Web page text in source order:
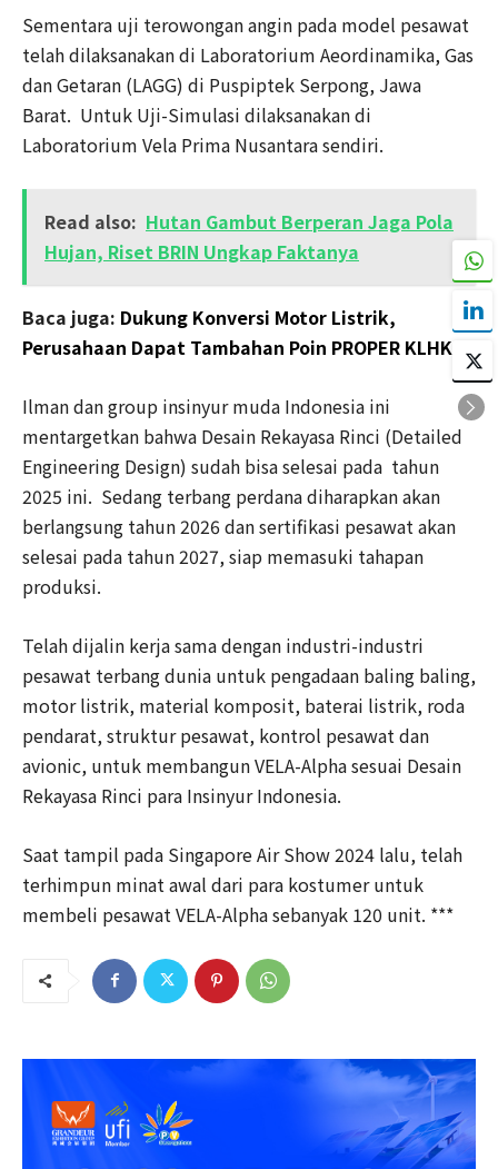
Sementara uji terowongan angin pada model pesawat
telah dilaksanakan di Laboratorium Aeordinamika, Gas
dan Getaran (LAGG) di Puspiptek Serpong, Jawa
Barat. Untuk Uji-Simulasi dilaksanakan di
Laboratorium Vela Prima Nusantara sendiri.
Read also: Hutan Gambut Berperan Jaga Pola
Hujan, Riset BRIN Ungkap Faktanya
Baca juga: Dukung Konversi Motor Listrik,
Perusahaan Dapat Tambahan Poin PROPER KLHK
Ilman dan group insinyur muda Indonesia ini
mentargetkan bahwa Desain Rekayasa Rinci (Detailed
Engineering Design) sudah bisa selesai pada tahun
2025 ini. Sedang terbang perdana diharapkan akan
berlangsung tahun 2026 dan sertifikasi pesawat akan
selesai pada tahun 2027, siap memasuki tahapan
produksi.
Telah dijalin kerja sama dengan industri-industri
pesawat terbang dunia untuk pengadaan baling baling,
motor listrik, material komposit, baterai listrik, roda
pendarat, struktur pesawat, kontrol pesawat dan
avionic, untuk membangun VELA-Alpha sesuai Desain
Rekayasa Rinci para Insinyur Indonesia.
Saat tampil pada Singapore Air Show 2024 lalu, telah
terhimpun minat awal dari para kostumer untuk
membeli pesawat VELA-Alpha sebanyak 120 unit. ***